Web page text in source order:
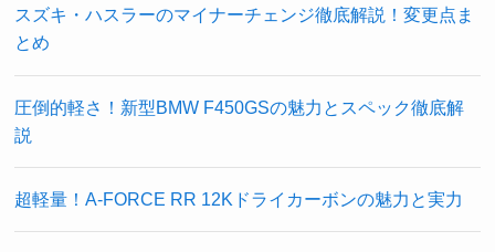
スズキ・ハスラーのマイナーチェンジ徹底解説！変更点ま
とめ
圧倒的軽さ！新型BMW F450GSの魅力とスペック徹底解
説
超軽量！A-FORCE RR 12Kドライカーボンの魅力と実力